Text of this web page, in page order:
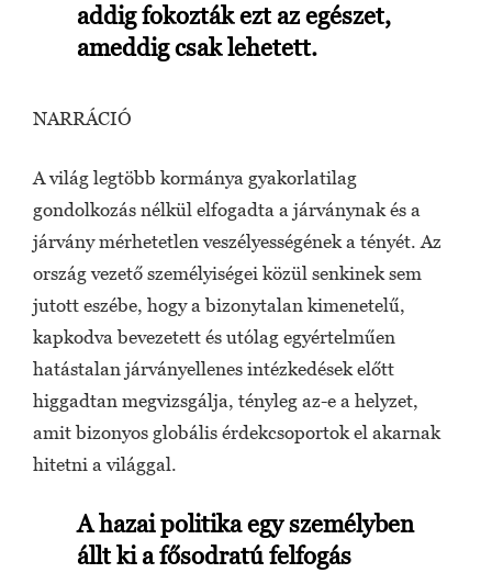
addig fokozták ezt az egészet,
ameddig csak lehetett.
NARRÁCIÓ
A világ legtöbb kormánya gyakorlatilag
gondolkozás nélkül elfogadta a járványnak és a
járvány mérhetetlen veszélyességének a tényét. Az
ország vezető személyiségei közül senkinek sem
jutott eszébe, hogy a bizonytalan kimenetelű,
kapkodva bevezetett és utólag egyértelműen
hatástalan járványellenes intézkedések előtt
higgadtan megvizsgálja, tényleg az-e a helyzet,
amit bizonyos globális érdekcsoportok el akarnak
hitetni a világgal.
A hazai politika egy személyben
állt ki a fősodratú felfogás